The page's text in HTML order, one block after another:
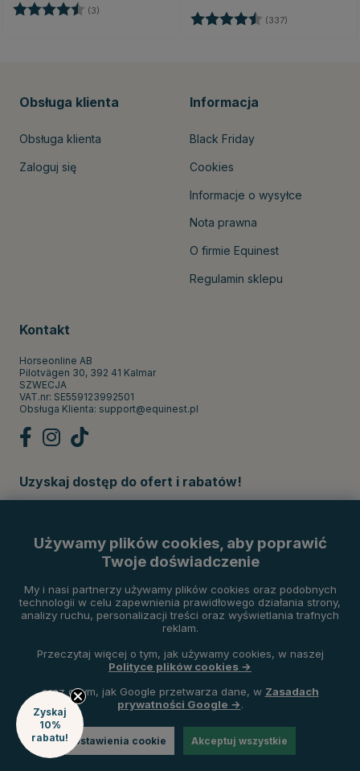
Ocena: (3)
Ocena: (337)
Obsługa klienta
Obsługa klienta
Zaloguj się
Informacja
Black Friday
Cookies
Informacje o wysyłce
Nota prawna
O firmie Equinest
Regulamin sklepu
Kontakt
Horseonline AB
Pilotvägen 30, 392 41 Kalmar
SZWECJA
VAT.nr: SE559123992501
Obsługa Klienta: support@equinest.pl
Uzyskaj dostęp do ofert i rabatów!
Używamy plików cookies, aby poprawić
Twoje doświadczenie
My i nasi partnerzy używamy plików cookies oraz podobnych
technologii w celu zapewnienia prawidłowego działania strony,
analizy ruchu, personalizacji treści oraz wyświetlania trafnych
reklam.
Przeczytaj więcej o tym, jak używamy cookies, w naszej
Polityce plików cookies →
oraz o tym, jak Google przetwarza dane, w Zasadach
prywatności Google →.
Ustawienia cookie Akceptuj wszystkie
Zyskaj
10%
rabatu!